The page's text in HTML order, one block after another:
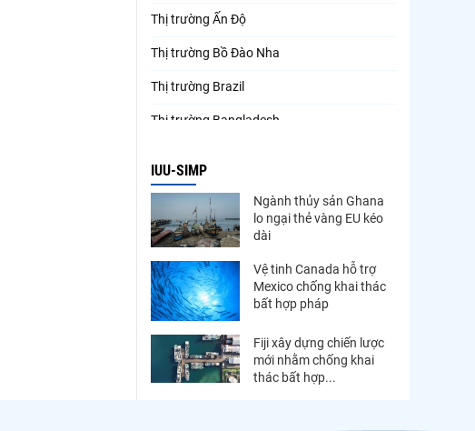
Thị trường Ấn Độ
Thị trường Bồ Đào Nha
Thị trường Brazil
Thị trường Bangladesh
Thị trường Canada
Thị trường Ecuador
Thị trường Indonesia
Thị trường Mexico
Thị trường Mỹ
IUU-SIMP
Ngành thủy sản Ghana
lo ngại thẻ vàng EU kéo
dài
Vệ tinh Canada hỗ trợ
Mexico chống khai thác
bất hợp pháp
Fiji xây dựng chiến lược
mới nhằm chống khai
thác bất hợp...